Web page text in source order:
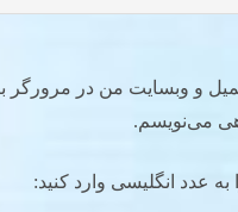
و وبسایت من در مرورگر
می‌نویسم.
به عدد انگلیسی وارد کنید: